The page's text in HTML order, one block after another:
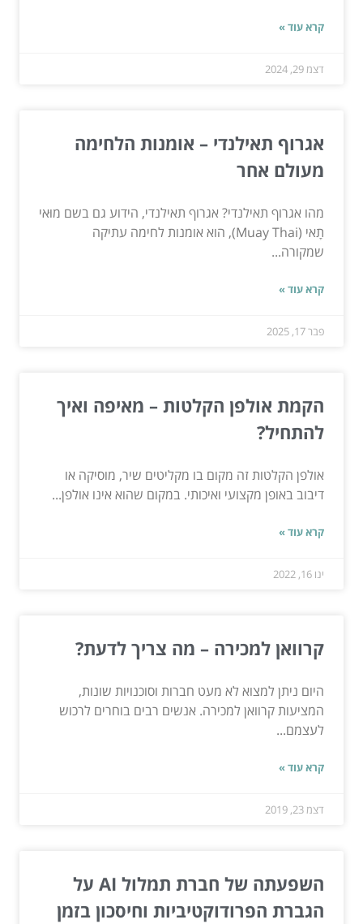
קרא עוד »
דצמ 29, 2024
אגרוף תאילנדי – אומנות הלחימה
מעולם אחר
מהו אגרוף תאילנדי? אגרוף תאילנדי, הידוע גם בשם מוּאי
תָאי (Muay Thai), הוא אומנות לחימה עתיקה
שמקורה...
קרא עוד »
פבר 17, 2025
הקמת אולפן הקלטות – מאיפה ואיך
להתחיל?
אולפן הקלטות זה מקום בו מקליטים שיר, מוסיקה או
דיבוב באופן מקצועי ואיכותי. במקום שהוא אינו אולפן...
קרא עוד »
ינו 16, 2022
קרוואן למכירה – מה צריך לדעת?
היום ניתן למצוא לא מעט חברות וסוכנויות שונות,
המציעות קרוואן למכירה. אנשים רבים בוחרים לרכוש
לעצמם...
קרא עוד »
דצמ 23, 2019
השפעתה של חברת תמלול AI על
הגברת הפרודוקטיביות וחיסכון בזמן